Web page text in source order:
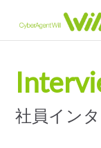
社員イン